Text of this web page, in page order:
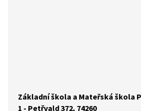
Základní škola a Mateřská škola
1 - Petřvald 372, 74260